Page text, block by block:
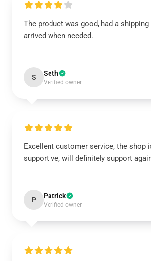
The product was good, had a shipping
arrived when needed.
S Seth
Verified owner
Excellent customer service, the shop
supportive, will definitely support
P Patrick
Verified owner